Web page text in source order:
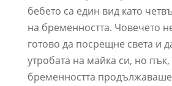
бебето са един вид като
на бременността. Човечето
готово да посрещне света и
утробата на майка си, но пък,
бременността